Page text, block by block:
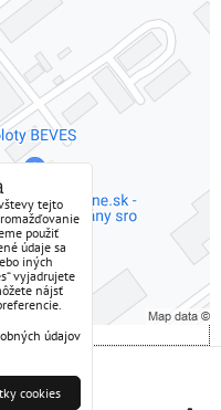
Voľbami súkromia
obsah?
cookie: Funkčné
okne
tejto
použiť
údaje sa
iných
vyjadrujete
nájsť
údajov
cookies